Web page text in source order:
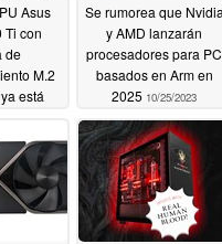
Asus
Ti con
de
M.2
está
Se rumorea que Nvidia
y AMD lanzarán
procesadores para PC
basados en Arm en
2025 10/25/2023